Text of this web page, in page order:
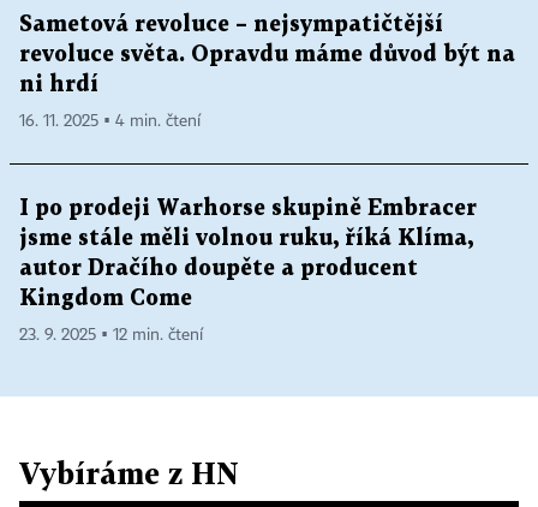
Sametová revoluce – nejsympatičtější
revoluce světa. Opravdu máme důvod být na
ni hrdí
16. 11. 2025 ▪ 4 min. čtení
I po prodeji Warhorse skupině Embracer
jsme stále měli volnou ruku, říká Klíma,
autor Dračího doupěte a producent
Kingdom Come
23. 9. 2025 ▪ 12 min. čtení
Vybíráme z HN